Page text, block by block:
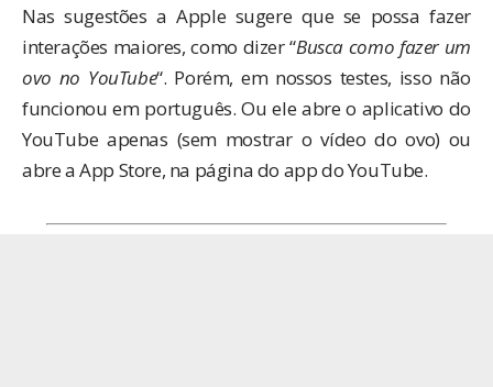
Nas sugestões a Apple sugere que se possa fazer
interações maiores, como dizer “Busca como fazer um
ovo no YouTube“. Porém, em nossos testes, isso não
funcionou em português. Ou ele abre o aplicativo do
YouTube apenas (sem mostrar o vídeo do ovo) ou
abre a App Store, na página do app do YouTube.